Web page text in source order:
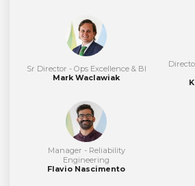
Sr Director - Ops Excellence & BI
Mark Waclawiak
Manager - Reliability
Engineering
Flavio Nascimento